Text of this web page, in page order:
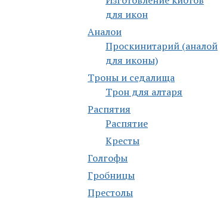
для икон
Аналои
Проскинитарий (аналой
для иконы)
Троны и седалища
Трон для алтаря
Распятия
Распятие
Кресты
Голгофы
Гробницы
Престолы